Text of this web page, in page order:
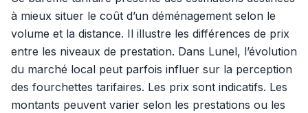
à mieux situer le coût d’un déménagement selon le
volume et la distance. Il illustre les différences de prix
entre les niveaux de prestation. Dans Lunel, l’évolution
du marché local peut parfois influer sur la perception
des fourchettes tarifaires. Les prix sont indicatifs. Les
montants peuvent varier selon les prestations ou les